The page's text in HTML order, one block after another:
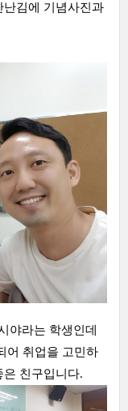
난김에 기념사진과
야라는 학생인데
어 취업을 고민하
은 친구입니다.